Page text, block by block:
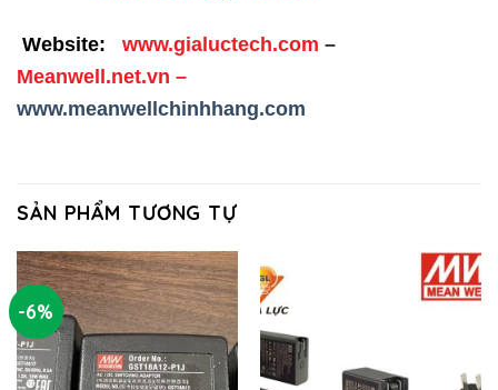
Website: www.gialuctech.com –
Meanwell.net.vn –
www.meanwellchinhhang.com
SẢN PHẨM TƯƠNG TỰ
-6%